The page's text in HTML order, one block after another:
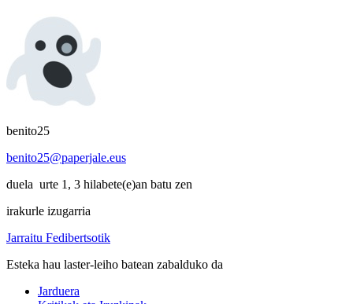
benito25
benito25@paperjale.eus
duela urte 1, 3 hilabete(e)an batu zen
irakurle izugarria
Jarraitu Fedibertsotik
Esteka hau laster-leiho batean zabalduko da
Jarduera